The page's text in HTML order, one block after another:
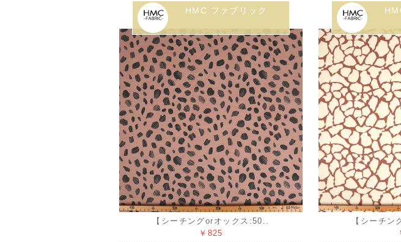
HMC ファブリック
【シーチングorオックス:50..
￥825
【シーチ